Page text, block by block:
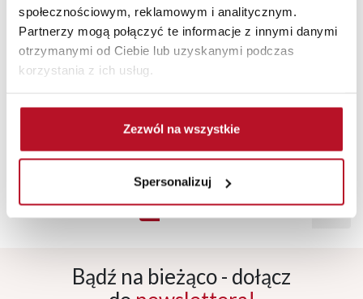
społecznościowym, reklamowym i analitycznym.
Partnerzy mogą połączyć te informacje z innymi danymi
otrzymanymi od Ciebie lub uzyskanymi podczas
korzystania z ich usług.
Zezwól na wszystkie
Spersonalizuj
LAURENCJA
Nadstawka 60
Laurencja
542,00 PLN
BELLONA
Nadstawka nad
Bellona (biały
połysk/dąb Soma
286,00 PLN
1 2 ... 37 ›
Bądź na bieżąco - dołącz